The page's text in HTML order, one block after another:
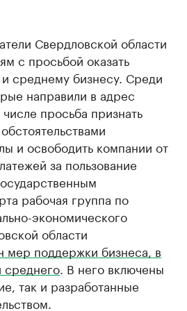
Свердловской области
с просьбой оказать
среднему бизнесу. Среди
направили в адрес
просьба признать
и освободить компании от
за пользование
рабочая группа по
экономического
области
мер поддержки бизнеса, в
среднего . В него включены
так и разработанные